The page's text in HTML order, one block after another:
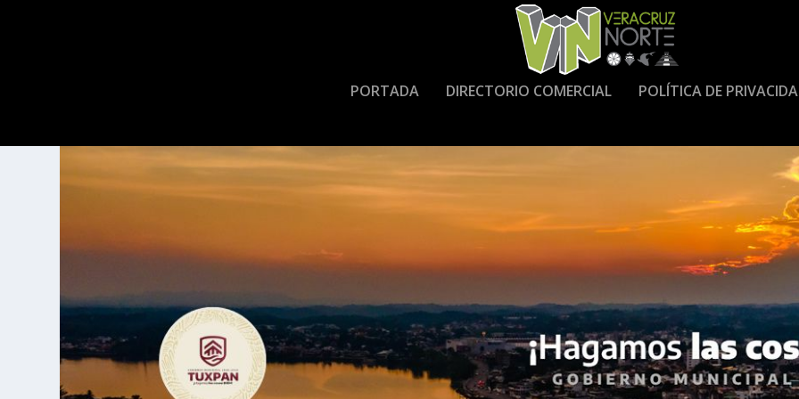
PORTADA DIRECTORIO COMERCIAL POLÍTICA DE